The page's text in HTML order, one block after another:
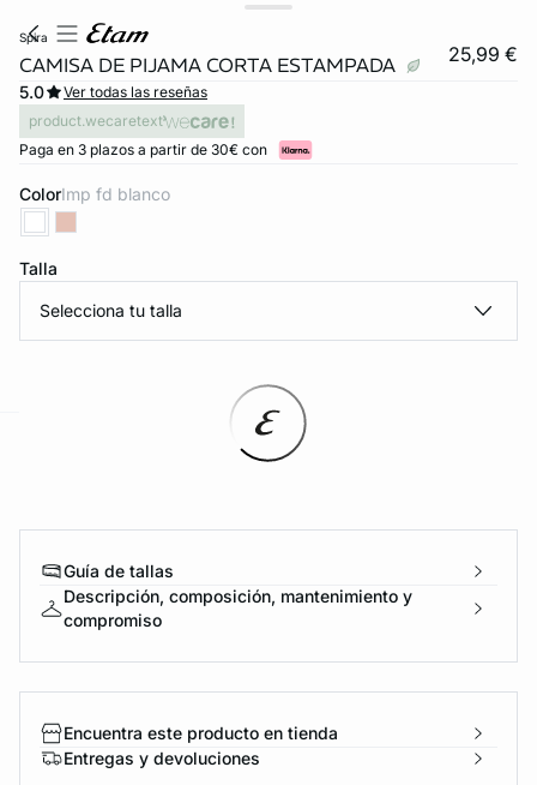
spira
CAMISA DE PIJAMA CORTA ESTAMPADA 25,99 €
5.0
Ver todas las reseñas
product.wecaretext
Paga en 3 plazos a partir de 30€ con
Color imp fd blanco
Talla
Selecciona tu talla
Guía de tallas
Descripción, composición, mantenimiento y
compromiso
Encuentra este producto en tienda
Entregas y devoluciones